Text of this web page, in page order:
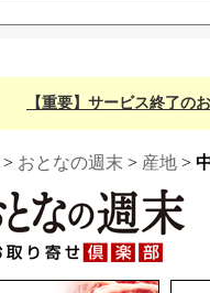
【重要】サービス終了の
> おとなの週末 > 産地 >